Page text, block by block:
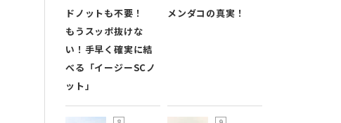
ドノットも不要！
もうスッポ抜けな
い！手早く確実に結
べる「イージーSCノ
ット」
メンダコの真実！